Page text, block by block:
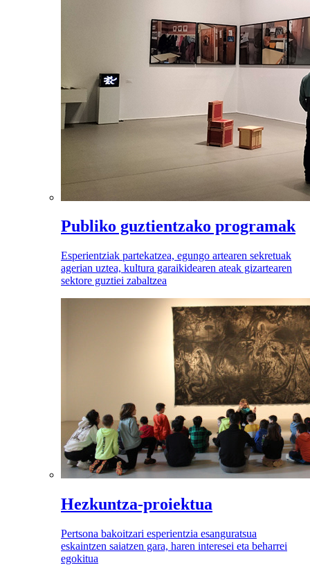
Publiko guztientzako programak
Esperientziak partekatzea, egungo artearen sekretuak
agerian uztea, kultura garaikidearen ateak gizartearen
sektore guztiei zabaltzea
Hezkuntza-proiektua
Pertsona bakoitzari esperientzia esanguratsua
eskaintzen saiatzen gara, haren interesei eta beharrei
egokitua